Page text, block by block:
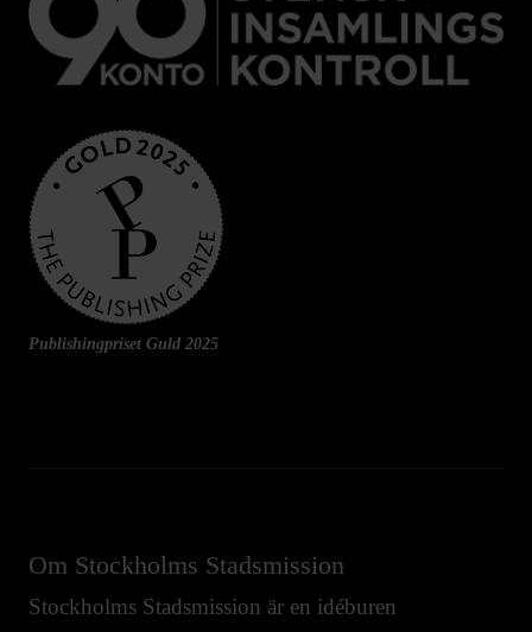
Publishingpriset Guld 2025
Om Stockholms Stadsmission
Stockholms Stadsmission är en idéburen